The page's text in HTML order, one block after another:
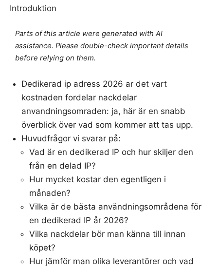
Introduktion
Parts of this article were generated with AI
assistance. Please double-check important details
before relying on them.
Dedikerad ip adress 2026 ar det vart
kostnaden fordelar nackdelar
anvandningsomraden: ja, här är en snabb
överblick över vad som kommer att tas upp.
Huvudfrågor vi svarar på:
Vad är en dedikerad IP och hur skiljer den
från en delad IP?
Hur mycket kostar den egentligen i
månaden?
Vilka är de bästa användningsområdena för
en dedikerad IP år 2026?
Vilka nackdelar bör man känna till innan
köpet?
Hur jämför man olika leverantörer och vad